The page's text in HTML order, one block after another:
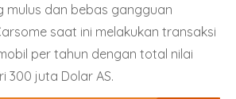
mulus dan bebas gangguan
saat ini melakukan transaksi
per tahun dengan total nilai
300 juta Dolar AS.